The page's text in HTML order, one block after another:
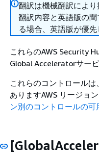
翻訳は機械翻訳によ
翻訳内容と英語版の
る場合、英語版が優先
これらのAWS Security
Global Acceleratorサー
これらのコントロール
ありますAWS リージョ
ン別のコントロールの可